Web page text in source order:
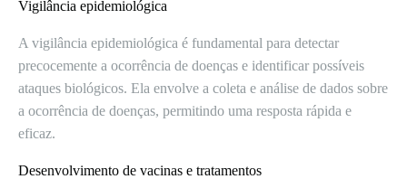
Vigilância epidemiológica
A vigilância epidemiológica é fundamental para detectar
precocemente a ocorrência de doenças e identificar possíveis
ataques biológicos. Ela envolve a coleta e análise de dados sobre
a ocorrência de doenças, permitindo uma resposta rápida e
eficaz.
Desenvolvimento de vacinas e tratamentos